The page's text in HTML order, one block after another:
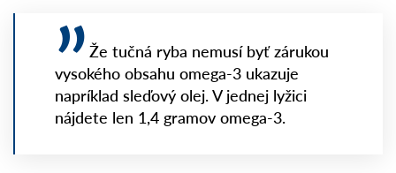
Že tučná ryba nemusí byť zárukou
vysokého obsahu omega-3 ukazuje
napríklad sleďový olej. V jednej lyžici
nájdete len 1,4 gramov omega-3.